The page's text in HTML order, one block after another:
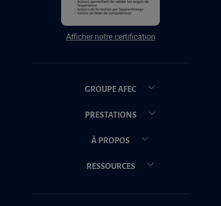
Afficher notre certification
GROUPE AFEC
PRESTATIONS
À PROPOS
RESSOURCES